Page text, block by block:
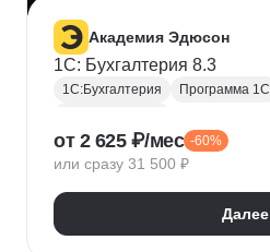
Академия Эдюсон
1С: Бухгалтерия 8.3
1С:Бухгалтерия
Программа 1С
от 2 625 ₽/мес -60%
или сразу 31 500 ₽
Далее